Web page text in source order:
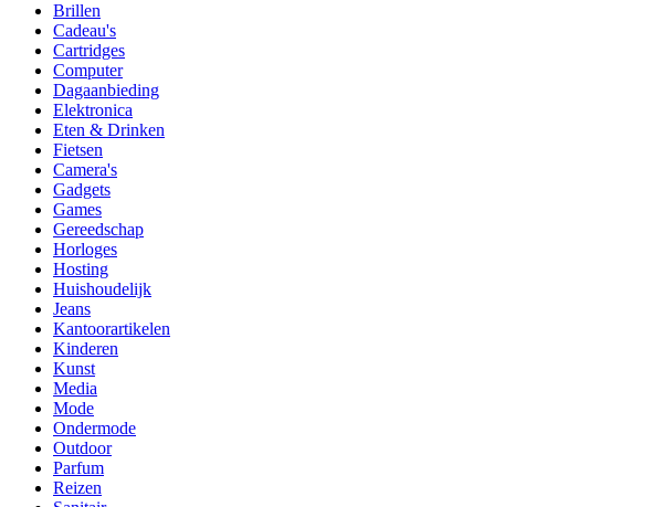
Brillen
Cadeau's
Cartridges
Computer
Dagaanbieding
Elektronica
Eten & Drinken
Fietsen
Camera's
Gadgets
Games
Gereedschap
Horloges
Hosting
Huishoudelijk
Jeans
Kantoorartikelen
Kinderen
Kunst
Media
Mode
Ondermode
Outdoor
Parfum
Reizen